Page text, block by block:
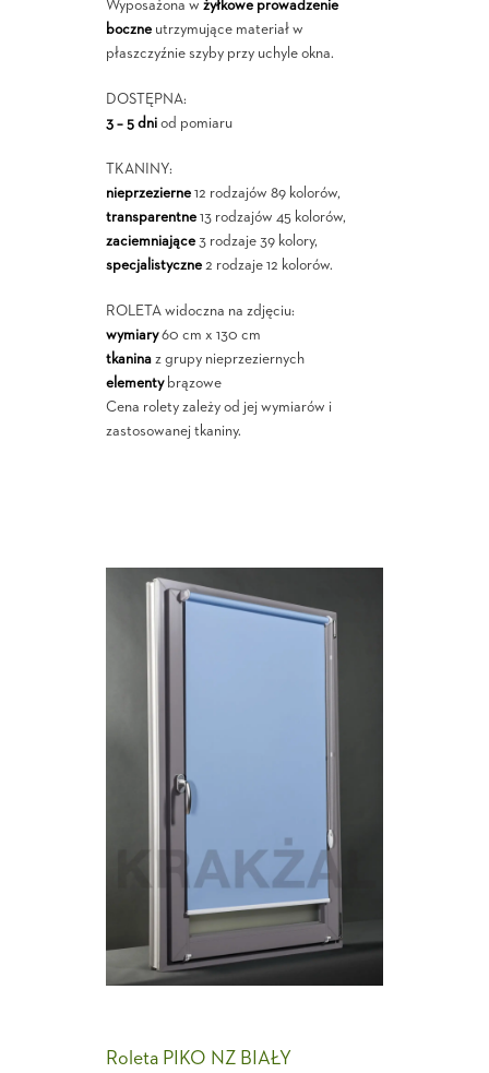
Wyposażona w żyłkowe prowadzenie
boczneutrzymujące materiał w
płaszczyźnie szyby przy uchyle okna.
DOSTĘPNA:
3 – 5 dniod pomiaru
TKANINY:
nieprzezierne12 rodzajów 89 kolorów,
transparentne13 rodzajów 45 kolorów,
zaciemniające3 rodzaje 39 kolory,
specjalistyczne2 rodzaje 12 kolorów.
ROLETA widoczna na zdjęciu:
wymiary60 cm x 130 cm
tkaninaz grupy nieprzeziernych
elementybrązowe
Cena rolety zależy od jej wymiarów i
zastosowanej tkaniny.
Roleta PIKO NZ BIAŁY